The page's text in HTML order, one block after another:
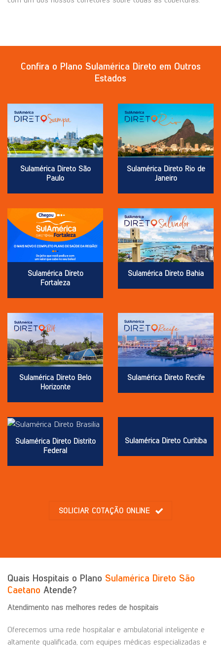
Confira o Plano Sulamérica Direto em Outros
Estados
Sulamérica Direto São
Paulo
Sulamérica Direto Rio de
Janeiro
Sulamérica Direto
Fortaleza
Sulamérica Direto Bahia
Sulamérica Direto Belo
Horizonte
Sulamérica Direto Recife
Sulamérica Direto Distrito
Federal
Sulamérica Direto Curitiba
SOLICIAR COTAÇÃO ONLINE
Quais Hospitais o Plano Sulamérica Direto São
Caetano Atende?
Atendimento nas melhores redes de hospitais
Oferecemos uma rede hospitalar e ambulatorial inteligente e
altamente qualificada, com equipes médicas especializadas e